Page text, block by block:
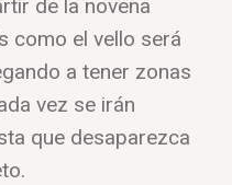
de la novena
como el vello será
a tener zonas
vez se irán
que desaparezca